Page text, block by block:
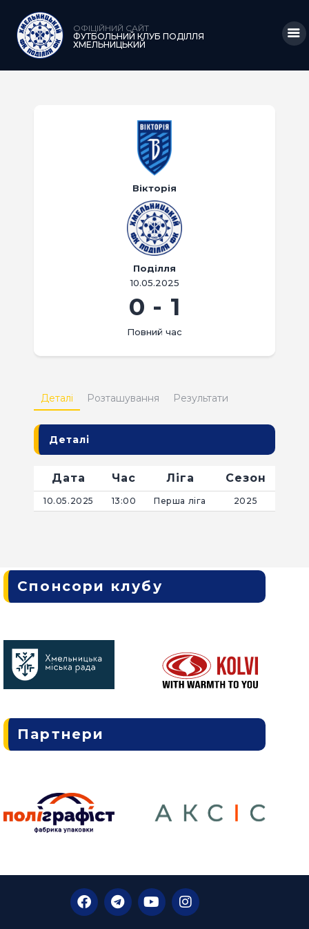
ОФІЦІЙНИЙ САЙТ
ФУТБОЛЬНИЙ КЛУБ ПОДІЛЛЯ
ХМЕЛЬНИЦЬКИЙ
АКАДЕМІЯ
КРАМНИЦЯ
Вікторія
Поділля
10.05.2025
0 - 1
Повний час
Деталі Розташування Результати
Деталі
Дата Час Ліга Сезон
10.05.2025 13:00 Перша ліга 2025
Спонсори клубу
Партнери